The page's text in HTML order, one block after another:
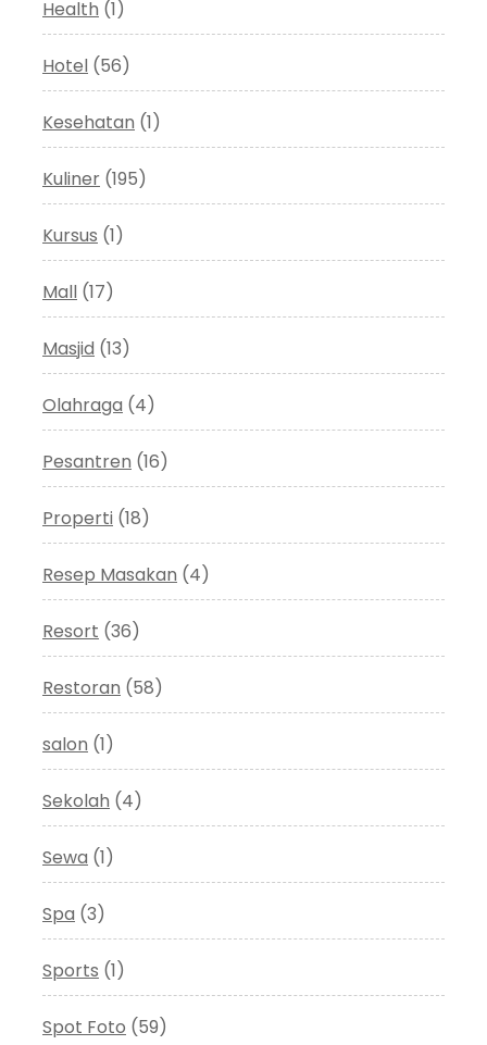
Health (1)
Hotel (56)
Kesehatan (1)
Kuliner (195)
Kursus (1)
Mall (17)
Masjid (13)
Olahraga (4)
Pesantren (16)
Properti (18)
Resep Masakan (4)
Resort (36)
Restoran (58)
salon (1)
Sekolah (4)
Sewa (1)
Spa (3)
Sports (1)
Spot Foto (59)